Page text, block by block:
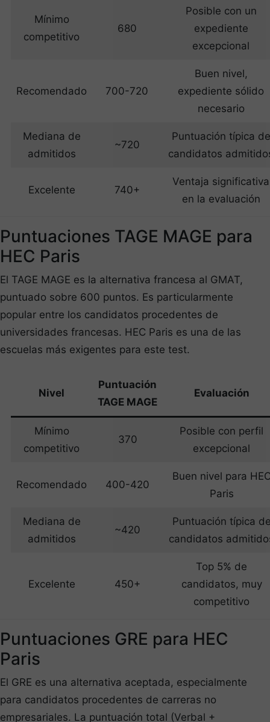
Mínimo
competitivo
680
Posible con un
expediente
excepcional
Recomendado 700-720
Buen nivel,
expediente sólido
necesario
Mediana de
admitidos
~720
Puntuación típica de
candidatos
Excelente 740+
Ventaja significativa
en la evaluación
Puntuaciones TAGE MAGE para
HEC Paris
El TAGE MAGE es la alternativa francesa al GMAT,
puntuado sobre 600 puntos. Es particularmente
popular entre los candidatos procedentes de
universidades francesas. HEC Paris es una de las
escuelas más exigentes para este test.
Nivel
Puntuación
TAGE MAGE
Evaluación
Mínimo
competitivo
370
Posible con perfil
excepcional
Recomendado 400-420
Buen nivel para
Paris
Mediana de
admitidos
~420
Puntuación típica
candidatos
Excelente 450+
Top 5% de
candidatos, muy
competitivo
Puntuaciones GRE para HEC
Paris
El GRE es una alternativa aceptada, especialmente
para candidatos procedentes de carreras no
empresariales. La puntuación total (Verbal +